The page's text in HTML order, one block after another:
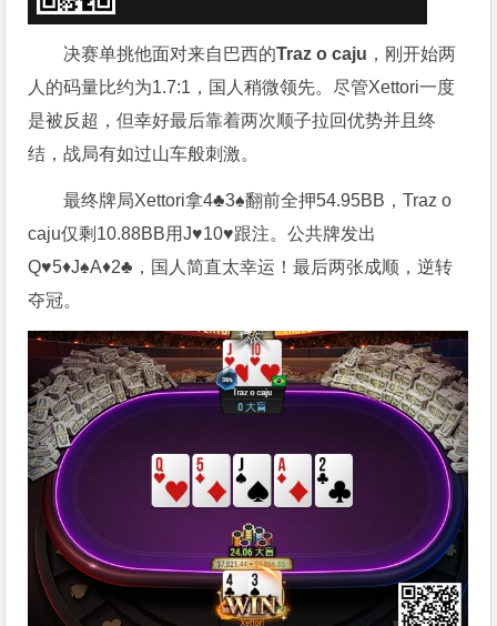
决赛单挑他面对来自巴西的Traz o caju ，刚开始两
人的码量比约为1.7:1，国人稍微领先。尽管Xettori一度
是被反超，但幸好最后靠着两次顺子拉回优势并且终
结，战局有如过山车般刺激。
最终牌局Xettori拿4♣3♠翻前全押54.95BB，Traz o
caju仅剩10.88BB用J♥10♥跟注。公共牌发出
Q♥5♦J♠A♦2♣，国人简直太幸运！最后两张成顺，逆转
夺冠。